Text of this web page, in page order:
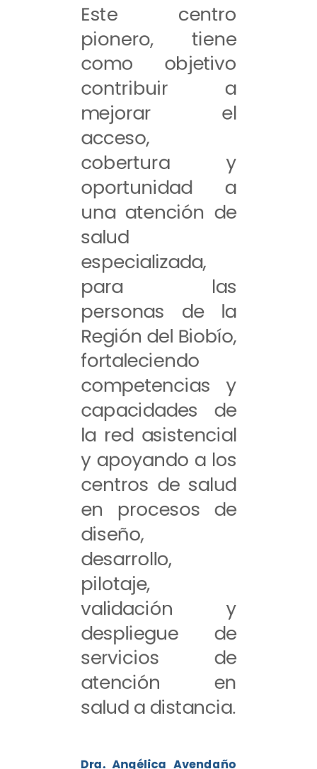
Este centro
pionero, tiene
como objetivo
contribuir a
mejorar el
acceso,
cobertura y
oportunidad a
una atención de
salud
especializada,
para las
personas de la
Región del Biobío,
fortaleciendo
competencias y
capacidades de
la red asistencial
y apoyando a los
centros de salud
en procesos de
diseño,
desarrollo,
pilotaje,
validación y
despliegue de
servicios de
atención en
salud a distancia.
Dra. Angélica Avendaño